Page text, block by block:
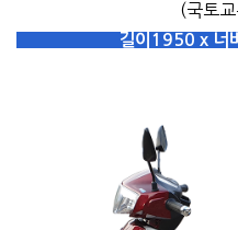
(국토
길이1950 x 너